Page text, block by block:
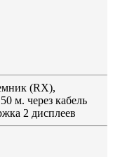
(RX),
м. через кабель
2 дисплеев